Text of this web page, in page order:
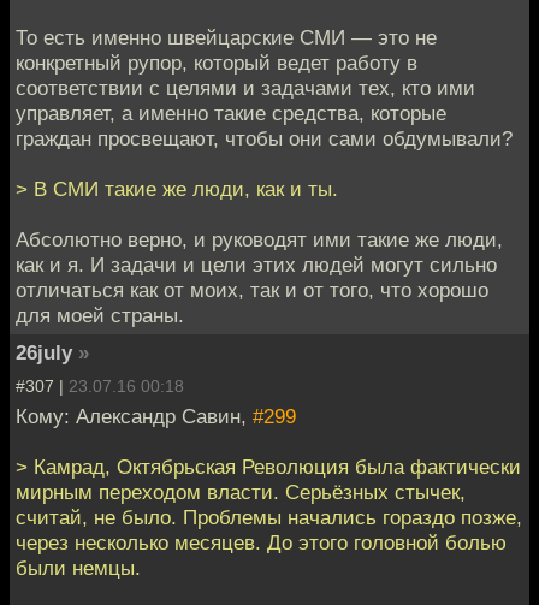
То есть именно швейцарские СМИ — это не
конкретный рупор, который ведет работу в
соответствии с целями и задачами тех, кто ими
управляет, а именно такие средства, которые
граждан просвещают, чтобы они сами обдумывали?
> В СМИ такие же люди, как и ты.
Абсолютно верно, и руководят ими такие же люди,
как и я. И задачи и цели этих людей могут сильно
отличаться как от моих, так и от того, что хорошо
для моей страны.
26july »
#307 | 23.07.16 00:18
Кому: Александр Савин, #299
> Камрад, Октябрьская Революция была фактически
мирным переходом власти. Серьёзных стычек,
считай, не было. Проблемы начались гораздо позже,
через несколько месяцев. До этого головной болью
были немцы.